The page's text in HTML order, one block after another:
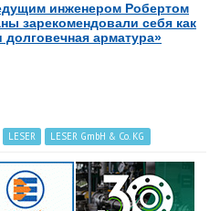
инженером Робертом
зарекомендовали себя как
арматура»
LESER LESER GmbH & Co. KG